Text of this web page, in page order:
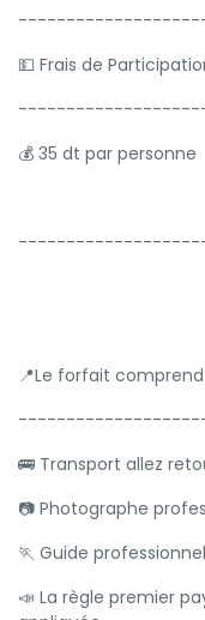
💵 Frais de
💰 35 dt par personne
📍Le forfait comprend
🚌 Transport allez
📷 Photographe
🏃 Guide professionnel
📣 La règle premier